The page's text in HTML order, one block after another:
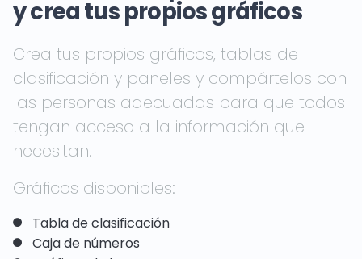
y crea tus propios gráficos
Crea tus propios gráficos, tablas de
clasificación y paneles y compártelos con
las personas adecuadas para que todos
tengan acceso a la información que
necesitan.
Gráficos disponibles:
Tabla de clasificación
Caja de números